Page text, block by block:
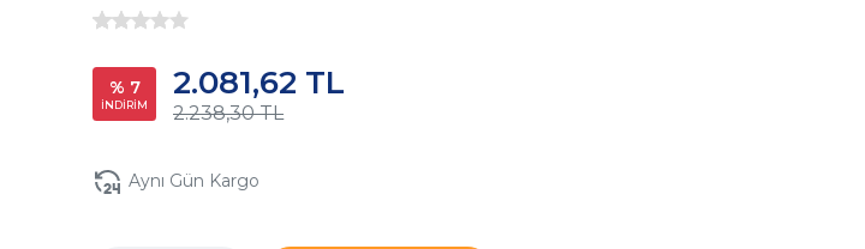
% 7
İNDİRİM 2.238,30 TL
2.081,62 TL
Aynı Gün Kargo